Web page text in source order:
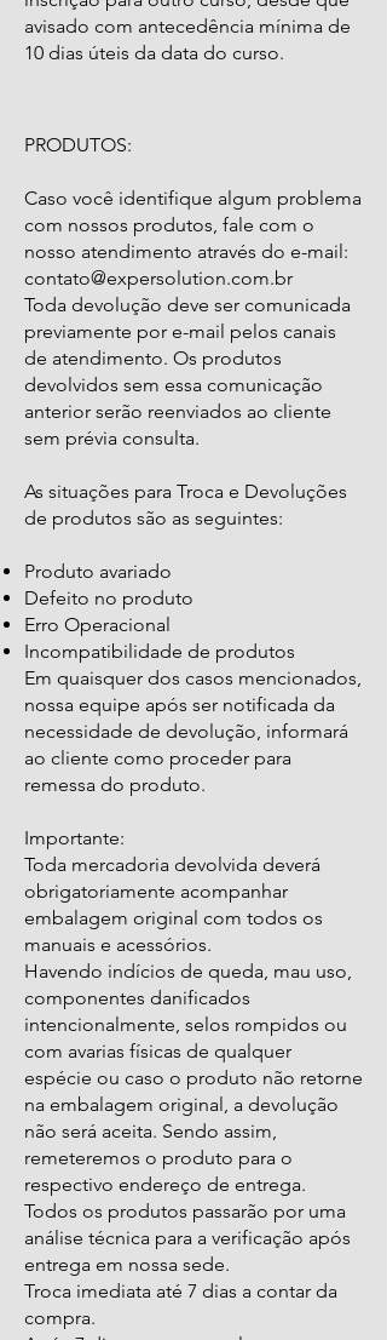
avisado com antecedência mínima de
10 dias úteis da data do curso.
PRODUTOS:
Caso você identifique algum problema
com nossos produtos, fale com o
nosso atendimento através do e-mail:
contato@expersolution.com.br
Toda devolução deve ser comunicada
previamente por e-mail pelos canais
de atendimento. Os produtos
devolvidos sem essa comunicação
anterior serão reenviados ao cliente
sem prévia consulta.
As situações para Troca e Devoluções
de produtos são as seguintes:
Produto avariado
Defeito no produto
Erro Operacional
Incompatibilidade de produtos
Em quaisquer dos casos mencionados,
nossa equipe após ser notificada da
necessidade de devolução, informará
ao cliente como proceder para
remessa do produto.
Importante:
Toda mercadoria devolvida deverá
obrigatoriamente acompanhar
embalagem original com todos os
manuais e acessórios.
Havendo indícios de queda, mau uso,
componentes danificados
intencionalmente, selos rompidos ou
com avarias físicas de qualquer
espécie ou caso o produto não retorne
na embalagem original, a devolução
não será aceita. Sendo assim,
remeteremos o produto para o
respectivo endereço de entrega.
Todos os produtos passarão por uma
análise técnica para a verificação após
entrega em nossa sede.
Troca imediata até 7 dias a contar da
compra.